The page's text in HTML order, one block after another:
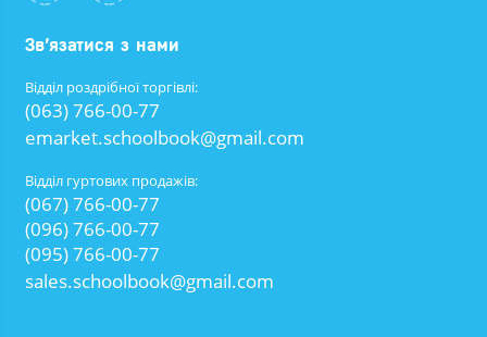
Зв’язатися з нами
Відділ роздрібної торгівлі:
(063) 766-00-77
emarket.schoolbook@gmail.com
Відділ гуртових продажів:
(067) 766-00-77
(096) 766-00-77
(095) 766-00-77
sales.schoolbook@gmail.com